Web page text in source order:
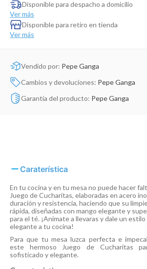
Disponible para despacho a domicilio
Ver más
Disponible para retiro en tienda
Ver más
Vendido por: Pepe Ganga
Cambios y devoluciones: Pepe Ganga
Garantía del producto: Pepe Ganga
Caraterística
En tu cocina y en tu mesa no puede hacer
Juego de Cucharitas, elaboradas en acero
duración y resistencia, haciendo que su
rápida, diseñadas con mango elegante y
para el té. ¡Anímate a llevaras y dale un
elegante a tu cocina!
Para que tu mesa luzca perfecta e
este hermoso Juego de Cucharitas
sofisticado y elegante.
Dinosaurio Juguete